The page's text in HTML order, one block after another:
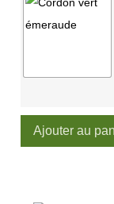
Ajouter au